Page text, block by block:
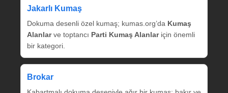
Jakarlı Kumaş
Dokuma desenli özel kumaş; kumas.org’da Kumaş
Alanlarve toptancı Parti Kumaş Alanlariçin önemli
bir kategori.
Brokar